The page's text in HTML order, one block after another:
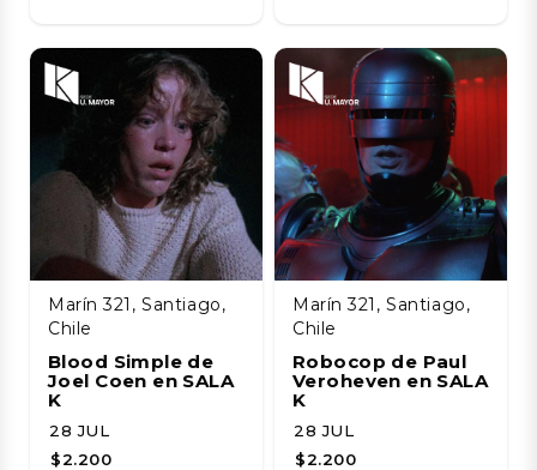
Marín 321, Santiago,
Chile
Blood Simple de
Joel Coen en SALA
K
28 JUL
$2.200
Marín 321, Santiago,
Chile
Robocop de Paul
Veroheven en SALA
K
28 JUL
$2.200